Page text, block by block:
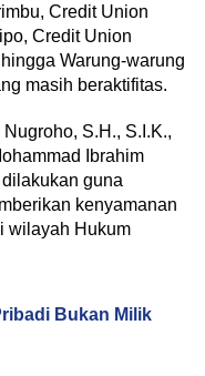
Credit Union
Credit Union
Warung-warung
masih beraktifitas.
S.H., S.I.K.,
Ibrahim
guna
kenyamanan
wilayah Hukum
Bukan Milik